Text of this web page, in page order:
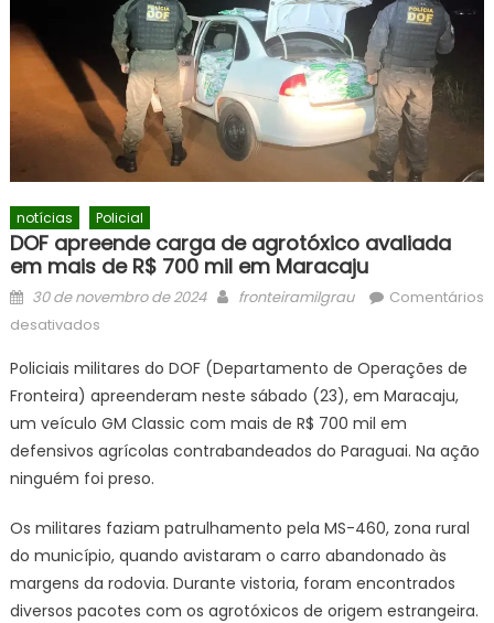
notícias Policial
DOF apreende carga de agrotóxico avaliada
em mais de R$ 700 mil em Maracaju
Posted
on
30 de novembro de 2024 Author
fronteiramilgrau
Comentários
desativadosem
apreende
carga
de
agrotóxico
avaliada
mais
de
R$
700
Policiais militares do DOF (Departamento de Operações de
Fronteira) apreenderam neste sábado (23), em Maracaju,
um veículo GM Classic com mais de R$ 700 mil em
defensivos agrícolas contrabandeados do Paraguai. Na ação
ninguém foi preso.
Os militares faziam patrulhamento pela MS-460, zona rural
do município, quando avistaram o carro abandonado às
margens da rodovia. Durante vistoria, foram encontrados
diversos pacotes com os agrotóxicos de origem estrangeira.